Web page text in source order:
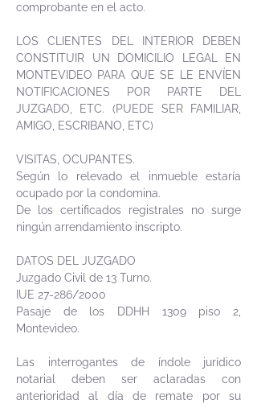
comprobante en el acto.
LOS CLIENTES DEL INTERIOR DEBEN
CONSTITUIR UN DOMICILIO LEGAL EN
MONTEVIDEO PARA QUE SE LE ENVÍEN
NOTIFICACIONES POR PARTE DEL
JUZGADO, ETC. (PUEDE SER FAMILIAR,
AMIGO, ESCRIBANO, ETC)
VISITAS, OCUPANTES.
Según lo relevado el inmueble estaría
ocupado por la condomina.
De los certificados registrales no surge
ningún arrendamiento inscripto.
DATOS DEL JUZGADO
Juzgado Civil de 13 Turno.
IUE 27-286/2000
Pasaje de los DDHH 1309 piso 2,
Montevideo.
Las interrogantes de índole jurídico
notarial deben ser aclaradas con
anterioridad al día de remate por su